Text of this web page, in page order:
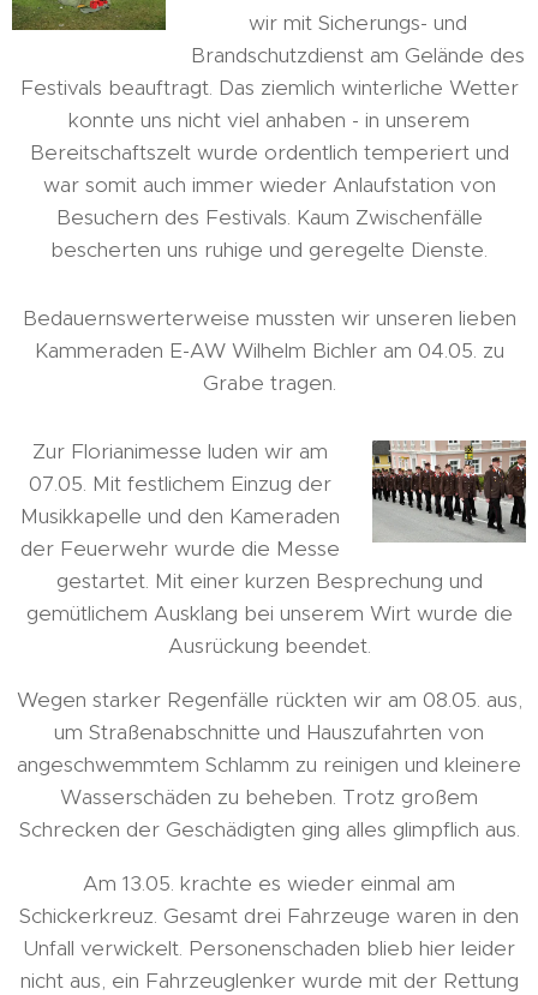
wir mit Sicherungs- und
Brandschutzdienst am Gelände des
Festivals beauftragt. Das ziemlich winterliche Wetter
konnte uns nicht viel anhaben - in unserem
Bereitschaftszelt wurde ordentlich temperiert und
war somit auch immer wieder Anlaufstation von
Besuchern des Festivals. Kaum Zwischenfälle
bescherten uns ruhige und geregelte Dienste.
Bedauernswerterweise mussten wir unseren lieben
Kammeraden E-AW Wilhelm Bichler am 04.05. zu
Grabe tragen.
Zur Florianimesse luden wir am
07.05. Mit festlichem Einzug der
Musikkapelle und den Kameraden
der Feuerwehr wurde die Messe
gestartet. Mit einer kurzen Besprechung und
gemütlichem Ausklang bei unserem Wirt wurde die
Ausrückung beendet.
Wegen starker Regenfälle rückten wir am 08.05. aus,
um Straßenabschnitte und Hauszufahrten von
angeschwemmtem Schlamm zu reinigen und kleinere
Wasserschäden zu beheben. Trotz großem
Schrecken der Geschädigten ging alles glimpflich aus.
Am 13.05. krachte es wieder einmal am
Schickerkreuz. Gesamt drei Fahrzeuge waren in den
Unfall verwickelt. Personenschaden blieb hier leider
nicht aus, ein Fahrzeuglenker wurde mit der Rettung